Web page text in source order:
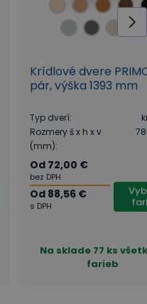
Krídlové dvere
pár, výška 1393 mm
Typ dverí:
Rozmery š x h x v
(mm):
Od 72,00 €
bez DPH
Od 88,56 €
s DPH
Na sklade 77 ks
farieb